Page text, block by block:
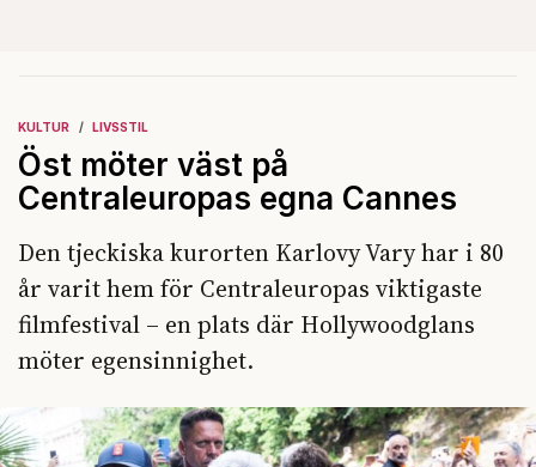
KULTUR LIVSSTIL
Öst möter väst på
Centraleuropas egna Cannes
Den tjeckiska kurorten Karlovy Vary har i 80
år varit hem för Centraleuropas viktigaste
filmfestival – en plats där Hollywoodglans
möter egensinnighet.